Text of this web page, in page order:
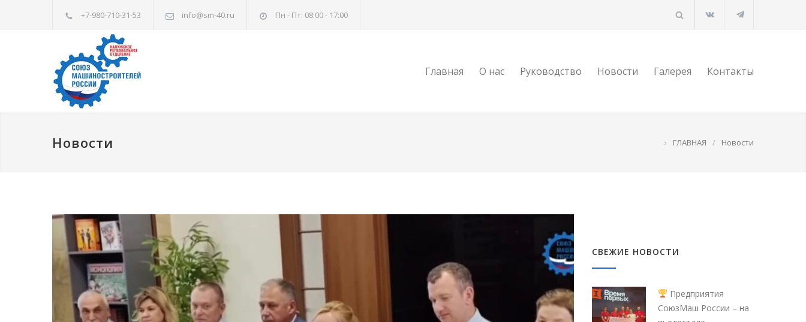
+7-980-710-31-53 info@sm-40.ru Пн - Пт: 08:00 - 17:00
Главная О нас Руководство Новости Галерея Контакты
Новости › ГЛАВНАЯ / Новости
СВЕЖИЕ НОВОСТИ
Предприятия
СоюзМаш России – на